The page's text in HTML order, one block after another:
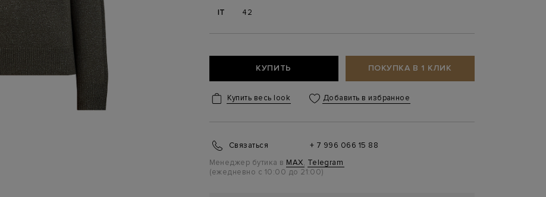
IT 42
КУПИТЬ ПОКУПКА В 1 КЛИК
Купить весь look Добавить в избранное
Связаться
+ 7 996 066 15 88
Менеджер бутика в MAX, Telegram
(ежедневно с 10:00 до 21:00)